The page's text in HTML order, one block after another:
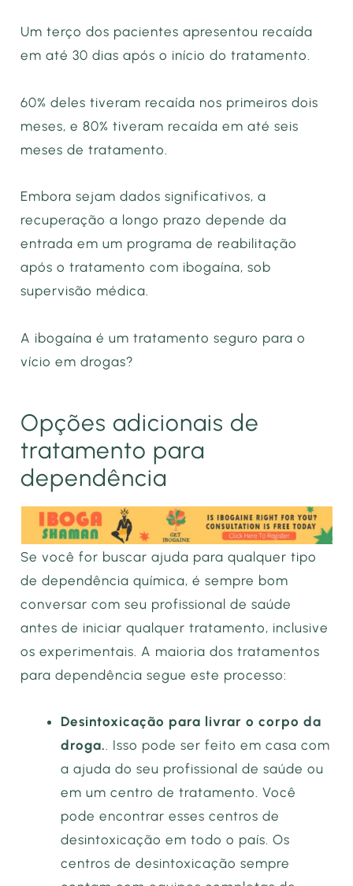
Um terço dos pacientes apresentou recaída
em até 30 dias após o início do tratamento.
60% deles tiveram recaída nos primeiros dois
meses, e 80% tiveram recaída em até seis
meses de tratamento.
Embora sejam dados significativos, a
recuperação a longo prazo depende da
entrada em um programa de reabilitação
após o tratamento com ibogaína, sob
supervisão médica.
A ibogaína é um tratamento seguro para o
vício em drogas?
Opções adicionais de
tratamento para
dependência
Se você for buscar ajuda para qualquer tipo
de dependência química, é sempre bom
conversar com seu profissional de saúde
antes de iniciar qualquer tratamento, inclusive
os experimentais. A maioria dos tratamentos
para dependência segue este processo:
Desintoxicação para livrar o corpo da
droga.. Isso pode ser feito em casa com
a ajuda do seu profissional de saúde ou
em um centro de tratamento. Você
pode encontrar esses centros de
desintoxicação em todo o país. Os
centros de desintoxicação sempre